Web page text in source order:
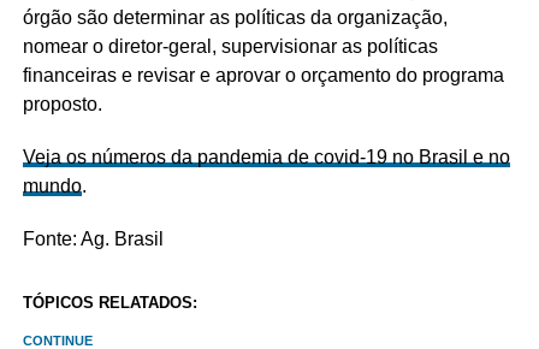
órgão são determinar as políticas da organização,
nomear o diretor-geral, supervisionar as políticas
financeiras e revisar e aprovar o orçamento do programa
proposto.
Veja os números da pandemia de covid-19 no Brasil e no
mundo.
Fonte: Ag. Brasil
TÓPICOS RELATADOS:
CONTINUE